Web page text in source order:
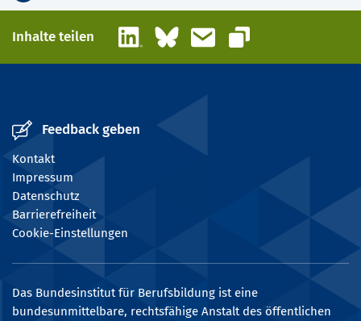
Inhalte teilen LinkedInBlueskyE-Mail
Link kopieren
Feedback geben
Kontakt
Impressum
Datenschutz
Barrierefreiheit
Cookie-Einstellungen
Das Bundesinstitut für Berufsbildung ist eine
bundesunmittelbare, rechtsfähige Anstalt des öffentlichen